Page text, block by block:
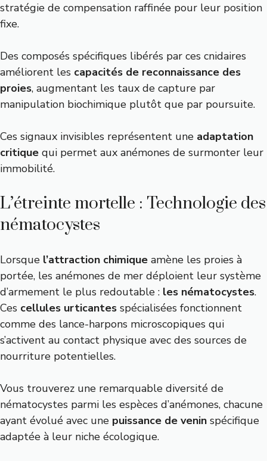
stratégie de compensation raffinée pour leur position
fixe.
Des composés spécifiques libérés par ces cnidaires
améliorent les capacités de reconnaissance des
proies, augmentant les taux de capture par
manipulation biochimique plutôt que par poursuite.
Ces signaux invisibles représentent une adaptation
critique qui permet aux anémones de surmonter leur
immobilité.
L’étreinte mortelle : Technologie des
nématocystes
Lorsque l’attraction chimique amène les proies à
portée, les anémones de mer déploient leur système
d’armement le plus redoutable : les nématocystes.
Ces cellules urticantes spécialisées fonctionnent
comme des lance-harpons microscopiques qui
s’activent au contact physique avec des sources de
nourriture potentielles.
Vous trouverez une remarquable diversité de
nématocystes parmi les espèces d’anémones, chacune
ayant évolué avec une puissance de venin spécifique
adaptée à leur niche écologique.